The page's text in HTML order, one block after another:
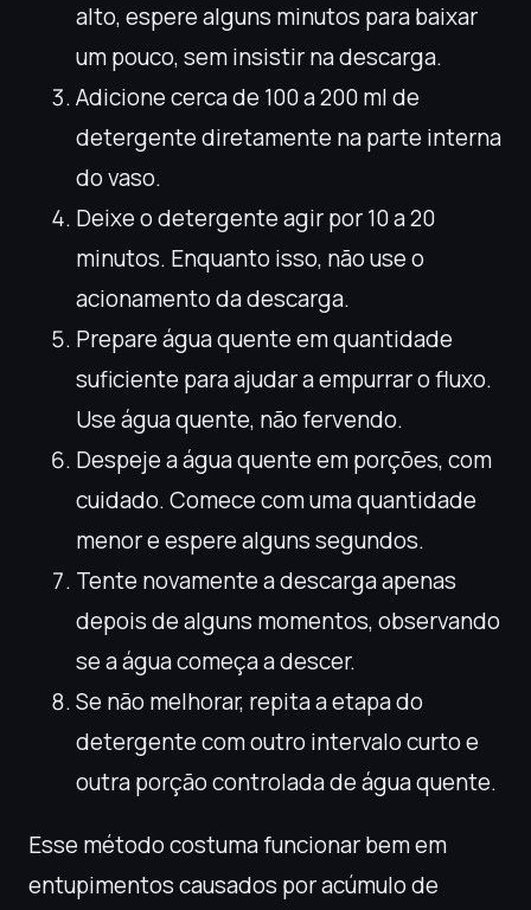
alto, espere alguns minutos para baixar
um pouco, sem insistir na descarga.
Adicione cerca de 100 a 200 ml de
detergente diretamente na parte interna
do vaso.
Deixe o detergente agir por 10 a 20
minutos. Enquanto isso, não use o
acionamento da descarga.
Prepare água quente em quantidade
suficiente para ajudar a empurrar o fluxo.
Use água quente, não fervendo.
Despeje a água quente em porções, com
cuidado. Comece com uma quantidade
menor e espere alguns segundos.
Tente novamente a descarga apenas
depois de alguns momentos, observando
se a água começa a descer.
Se não melhorar, repita a etapa do
detergente com outro intervalo curto e
outra porção controlada de água quente.
Esse método costuma funcionar bem em
entupimentos causados por acúmulo de